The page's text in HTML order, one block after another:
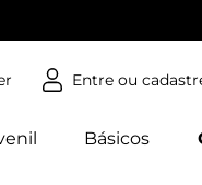
Básicos